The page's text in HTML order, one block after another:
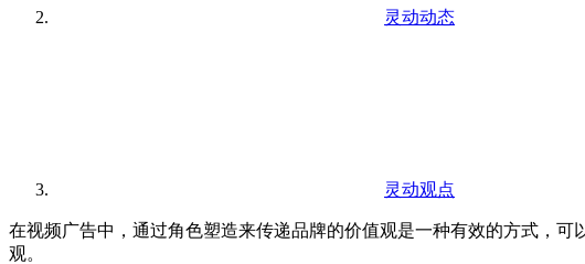
灵动动态
灵动观点
在视频广告中，通过角色塑造来传递品牌的价值观是一种有效的方式，
观。